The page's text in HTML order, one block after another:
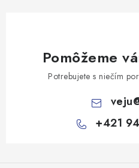
Pomôžeme
Potrebujete s niečím
veju
+421